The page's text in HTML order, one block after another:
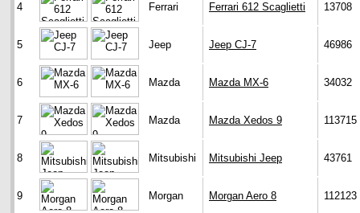
4 Ferrari Ferrari 612 Scaglietti 13708
5 Jeep Jeep CJ-7 46986
6 Mazda Mazda MX-6 34032
7 Mazda Mazda Xedos 9 113715
8 Mitsubishi Mitsubishi Jeep 43761
9 Morgan Morgan Aero 8 112123